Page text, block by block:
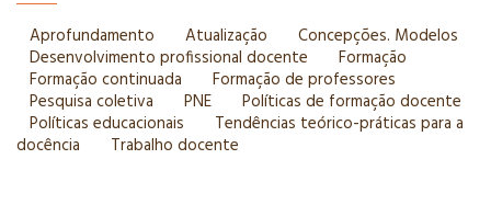
Aprofundamento Atualização
Concepções. Modelos
Desenvolvimento profissional docente
Formação
Formação continuada
Formação de professores
Pesquisa coletiva
PNE
Políticas de formação docente
Políticas educacionais
Tendências teórico-práticas para a
docência
Trabalho docente